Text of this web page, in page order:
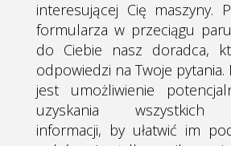
interesującej Cię maszyny.
formularza w przeciągu
do Ciebie nasz doradca,
odpowiedzi na Twoje pytania.
jest umożliwienie
uzyskania wszystkich
informacji, by ułatwić im